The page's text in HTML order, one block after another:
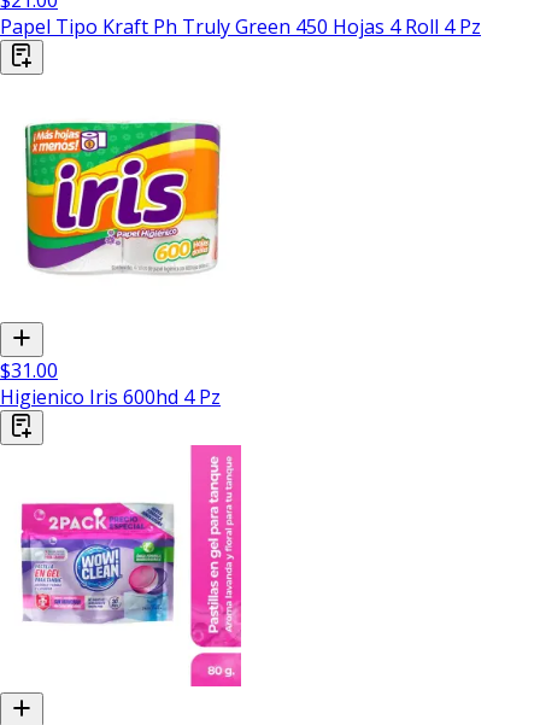
Papel Tipo Kraft Ph Truly Green 450 Hojas 4 Roll 4 Pz
$31.00
Higienico Iris 600hd 4 Pz